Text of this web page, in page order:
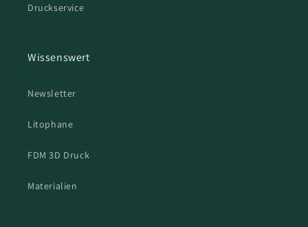
Druckservice
Wissenswert
Newsletter
Litophane
FDM 3D Druck
Materialien